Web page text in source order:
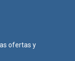
ofertas y